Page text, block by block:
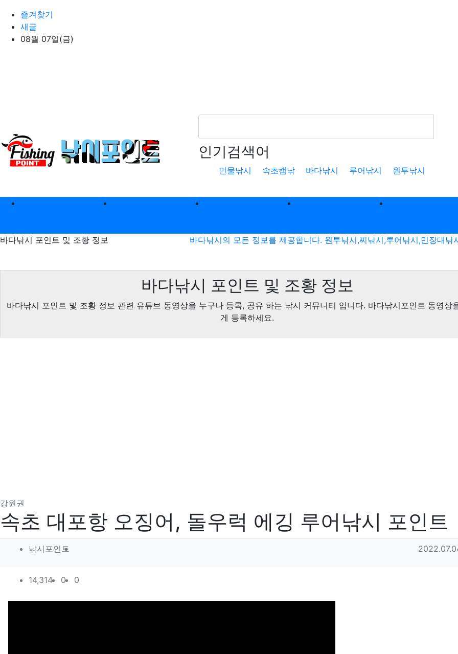
상단 네비
즐겨찾기
새글
08월 07일(금)
인기검색어
민물낚시 속초캠낚 바다낚시 루어낚시 원투낚시
메인 메뉴
바다낚시 포인트 및 조황 정보 바다낚시의 모든 정보를 제공합니다. 원투낚시,찌낚시,루어낚시,민장대
바다낚시 포인트 및 조황 정보
바다낚시 포인트 및 조황 정보 관련 유튜브 동영상을 누구나 등록, 공유 하는 낚시 커뮤니티 입니다. 바다낚시포인트 동영상
게 등록하세요.
강원권
속초 대포항 오징어, 돌우럭 에깅 루어낚시 포인트
작성자 정보
낚시포인트 작성일
컨텐츠 정보
14,314조회
0추천
0